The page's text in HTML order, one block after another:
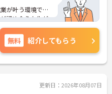
が叶う環境で
認め合う文化が
ントなど、さら
ご相談くださ
無料 紹介してもらう
更新日：2026年08月07日